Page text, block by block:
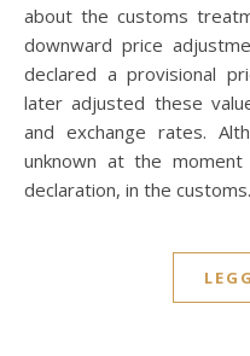
about the customs
downward price
declared a provisional
later adjusted these
and exchange rates.
unknown at the
declaration, in the